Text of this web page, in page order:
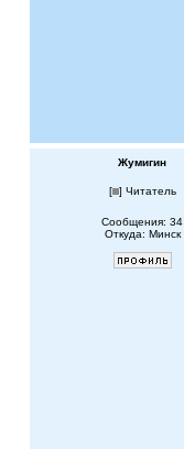
Жумигин
[ ] Читатель
Сообщения: 34
Откуда: Минск